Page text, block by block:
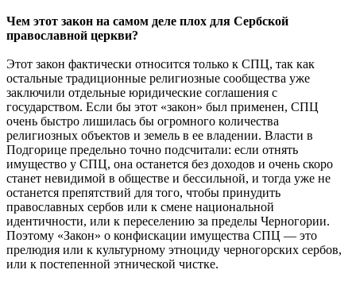
Чем этот закон на самом деле плох для Сербской
православной церкви?
Этот закон фактически относится только к СПЦ, так как
остальные традиционные религиозные сообщества уже
заключили отдельные юридические соглашения с
государством. Если бы этот «закон» был применен, СПЦ
очень быстро лишилась бы огромного количества
религиозных объектов и земель в ее владении. Власти в
Подгорице предельно точно подсчитали: если отнять
имущество у СПЦ, она останется без доходов и очень скоро
станет невидимой в обществе и бессильной, и тогда уже не
останется препятствий для того, чтобы принудить
православных сербов или к смене национальной
идентичности, или к переселению за пределы Черногории.
Поэтому «Закон» о конфискации имущества СПЦ — это
прелюдия или к культурному этноциду черногорских сербов,
или к постепенной этнической чистке.